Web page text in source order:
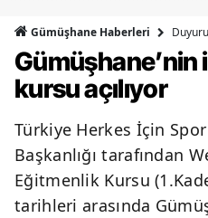
Gümüşhane Haberleri Duyuru
Gümüşhane’nin
kursu açılıyor
Türkiye Herkes İçin
Başkanlığı tarafından
Eğitmenlik Kursu
tarihleri arasında